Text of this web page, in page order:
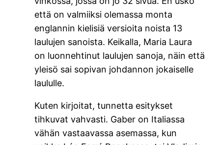
että on valmiiksi olemassa monta
englannin kielisiä versioita noista 13
laulujen sanoista. Keikalla, Maria Laura
on luonnehtinut laulujen sanoja, näin että
yleisö sai sopivan johdannon jokaiselle
laululle.
Kuten kirjoitat, tunnetta esitykset
tihkuvat vahvasti. Gaber on Italiassa
vähän vastaavassa asemassa, kun